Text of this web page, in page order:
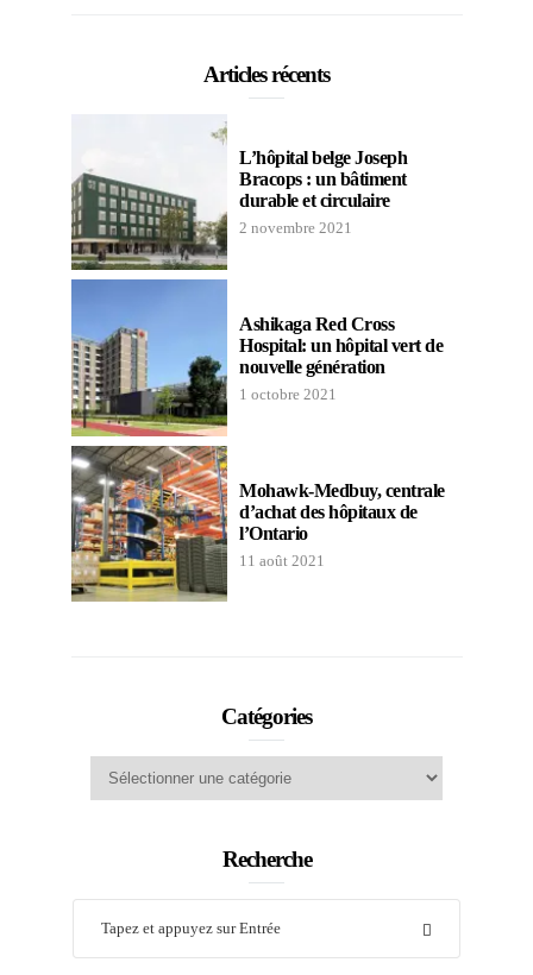
Articles récents
L’hôpital belge Joseph
Bracops : un bâtiment
durable et circulaire
2 novembre 2021
Ashikaga Red Cross
Hospital: un hôpital vert de
nouvelle génération
1 octobre 2021
Mohawk-Medbuy, centrale
d’achat des hôpitaux de
l’Ontario
11 août 2021
Catégories
Catégories
Recherche